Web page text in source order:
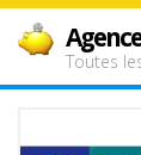
Toutes